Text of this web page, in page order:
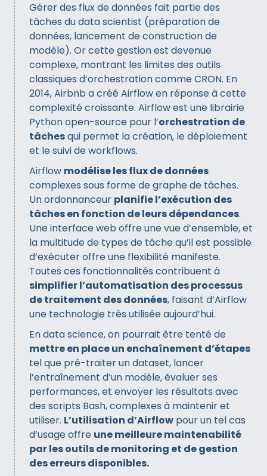
Gérer des flux de données fait partie des
tâches du data scientist (préparation de
données, lancement de construction de
modèle). Or cette gestion est devenue
complexe, montrant les limites des outils
classiques d’orchestration comme CRON. En
2014, Airbnb a créé Airflow en réponse à cette
complexité croissante. Airflow est une librairie
Python open-source pour l’orchestration de
tâchesqui permet la création, le déploiement
et le suivi de workflows.
Airflow modélise les flux de données
complexes sous forme de graphe de tâches.
Un ordonnanceur planifie l’exécution des
tâches en fonction de leurs dépendances.
Une interface web offre une vue d’ensemble, et
la multitude de types de tâche qu’il est possible
d’exécuter offre une flexibilité manifeste.
Toutes ces fonctionnalités contribuent à
simplifier l’automatisation des processus
de traitement des données, faisant d’Airflow
une technologie très utilisée aujourd’hui.
En data science, on pourrait être tenté de
mettre en place un enchaînement d’étapes
tel que pré-traiter un dataset, lancer
l’entraînement d’un modèle, évaluer ses
performances, et envoyer les résultats avec
des scripts Bash, complexes à maintenir et
utiliser. L’utilisation d’Airflow pour un tel cas
d’usage offre une meilleure maintenabilité
par les outils de monitoring et de gestion
des erreurs disponibles.